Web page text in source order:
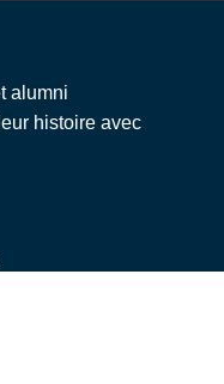
alumni
histoire avec